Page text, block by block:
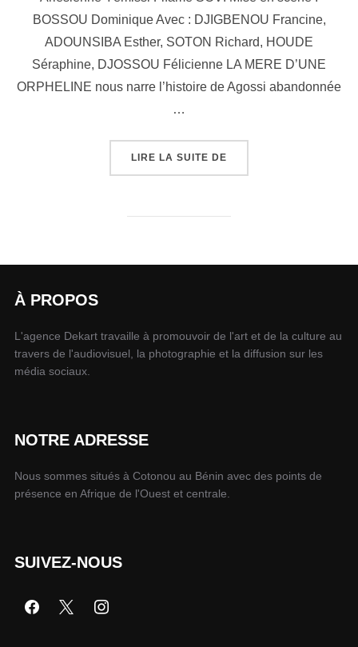
BOSSOU Dominique Avec : DJIGBENOU Francine,
ADOUNSIBA Esther, SOTON Richard, HOUDE
Séraphine, DJOSSOU Félicienne LA MERE D’UNE
ORPHELINE nous narre l’histoire de Agossi abandonnée
…
LIRE LA SUITE DE
À PROPOS
L'agence Dekart travaille à promouvoir de l'art et de la culture au
travers de l'audiovisuel, la photographie et la diffusion sur les
média sociaux.
NOTRE ADRESSE
Nous sommes situés à Cotonou au Bénin avec des points de
présence en Afrique de l'Ouest et centrale.
SUIVEZ-NOUS